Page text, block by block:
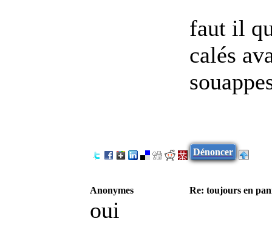
faut il
calés
Dénoncer
Anonymes Re: toujours en
oui